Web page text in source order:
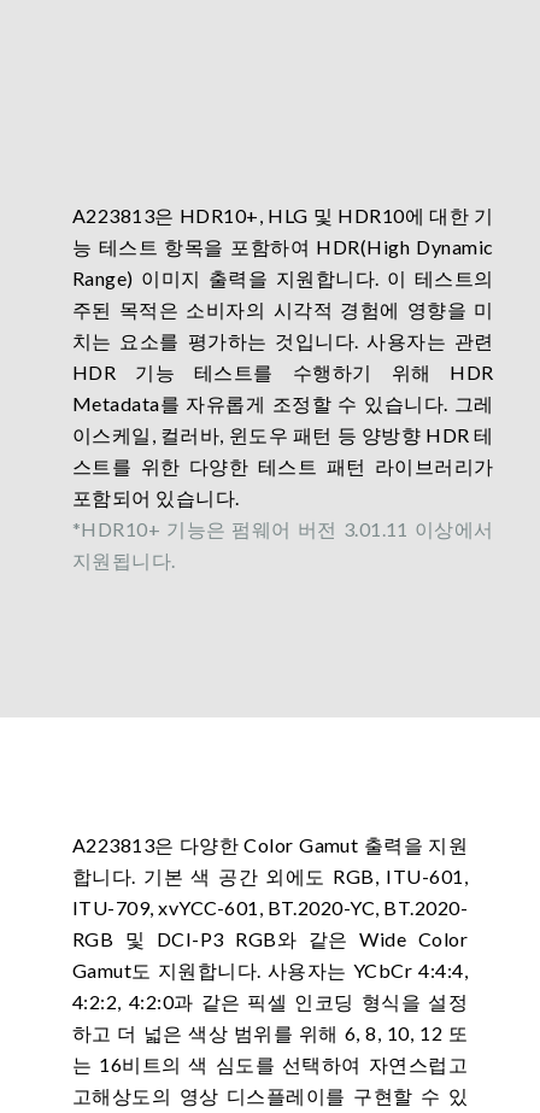
A223813은 HDR10+, HLG 및 HDR10에 대한 기
능 테스트 항목을 포함하여 HDR(High Dynamic
Range) 이미지 출력을 지원합니다. 이 테스트의
주된 목적은 소비자의 시각적 경험에 영향을 미
치는 요소를 평가하는 것입니다. 사용자는 관련
HDR 기능 테스트를 수행하기 위해 HDR
Metadata를 자유롭게 조정할 수 있습니다. 그레
이스케일, 컬러바, 윈도우 패턴 등 양방향 HDR 테
스트를 위한 다양한 테스트 패턴 라이브러리가
포함되어 있습니다.
*HDR10+ 기능은 펌웨어 버전 3.01.11 이상에서
지원됩니다.
A223813은 다양한 Color Gamut 출력을 지원
합니다. 기본 색 공간 외에도 RGB, ITU-601,
ITU-709, xvYCC-601, BT.2020-YC, BT.2020-
RGB 및 DCI-P3 RGB와 같은 Wide Color
Gamut도 지원합니다. 사용자는 YCbCr 4:4:4,
4:2:2, 4:2:0과 같은 픽셀 인코딩 형식을 설정
하고 더 넓은 색상 범위를 위해 6, 8, 10, 12 또
는 16비트의 색 심도를 선택하여 자연스럽고
고해상도의 영상 디스플레이를 구현할 수 있